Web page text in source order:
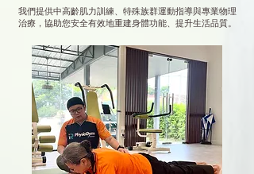
我們提供中高齡肌力訓練、特殊族群運動指導與專業物理
治療，協助您安全有效地重建身體功能、提升生活品質。